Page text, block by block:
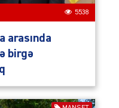
5538
arasında
birgə